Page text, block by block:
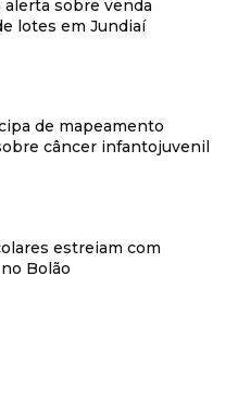
alerta sobre venda
lotes em Jundiaí
de mapeamento
câncer infantojuvenil
estreiam com
Bolão